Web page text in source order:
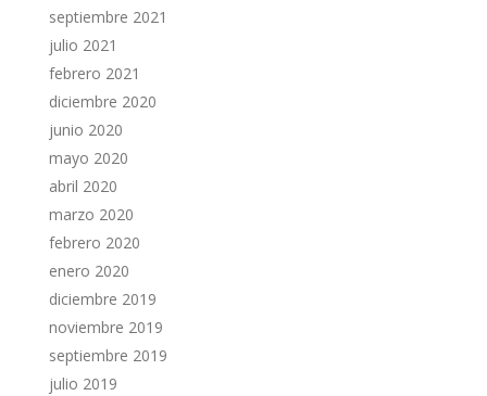
septiembre 2021
julio 2021
febrero 2021
diciembre 2020
junio 2020
mayo 2020
abril 2020
marzo 2020
febrero 2020
enero 2020
diciembre 2019
noviembre 2019
septiembre 2019
julio 2019